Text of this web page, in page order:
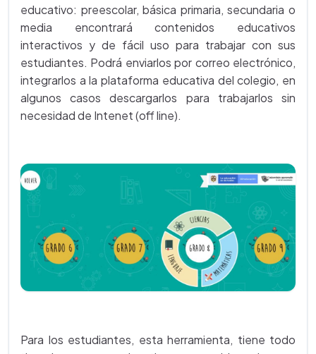
educativo: preescolar, básica primaria, secundaria o
media encontrará contenidos educativos
interactivos y de fácil uso para trabajar con sus
estudiantes. Podrá enviarlos por correo electrónico,
integrarlos a la plataforma educativa del colegio, en
algunos casos descargarlos para trabajarlos sin
necesidad de Intenet (off line).
Para los estudiantes, esta herramienta, tiene todo